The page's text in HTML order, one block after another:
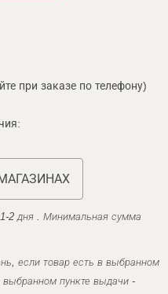
при заказе по телефону)
2 дня . Минимальная сумма
если товар есть в выбранном
выбранном пункте выдачи -